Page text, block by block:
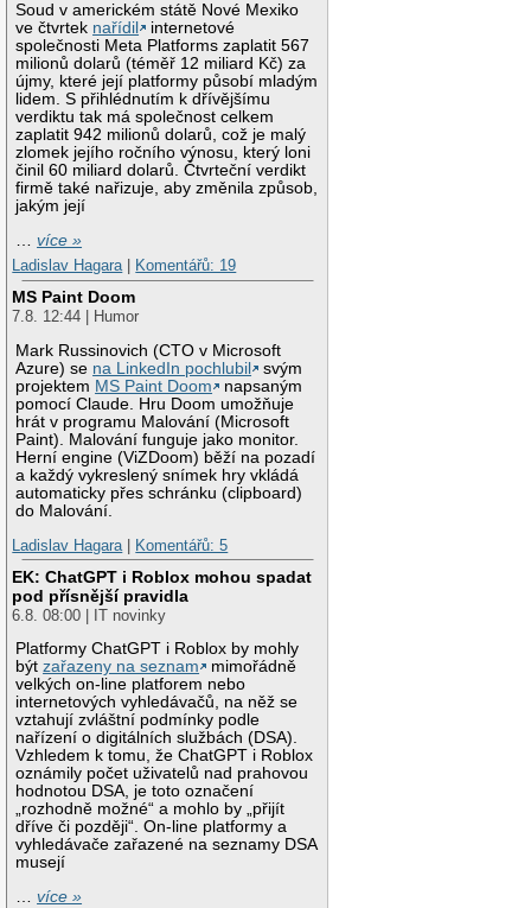
Soud v americkém státě Nové Mexiko
ve čtvrtek nařídil
internetové
společnosti Meta Platforms zaplatit 567
milionů dolarů (téměř 12 miliard Kč) za
újmy, které její platformy působí mladým
lidem. S přihlédnutím k dřívějšímu
verdiktu tak má společnost celkem
zaplatit 942 milionů dolarů, což je malý
zlomek jejího ročního výnosu, který loni
činil 60 miliard dolarů. Čtvrteční verdikt
firmě také nařizuje, aby změnila způsob,
jakým její
…více »
Ladislav Hagara| Komentářů: 19
MS Paint Doom
7.8. 12:44 | Humor
Mark Russinovich (CTO v Microsoft
Azure) se na LinkedIn pochlubil
svým
projektem MS Paint Doom
napsaným
pomocí Claude. Hru Doom umožňuje
hrát v programu Malování (Microsoft
Paint). Malování funguje jako monitor.
Herní engine (ViZDoom) běží na pozadí
a každý vykreslený snímek hry vkládá
automaticky přes schránku (clipboard)
do Malování.
Ladislav Hagara| Komentářů: 5
EK: ChatGPT i Roblox mohou spadat
pod přísnější pravidla
6.8. 08:00 | IT novinky
Platformy ChatGPT i Roblox by mohly
býtzařazeny na seznam
mimořádně
velkých on-line platforem nebo
internetových vyhledávačů, na něž se
vztahují zvláštní podmínky podle
nařízení o digitálních službách (DSA).
Vzhledem k tomu, že ChatGPT i Roblox
oznámily počet uživatelů nad prahovou
hodnotou DSA, je toto označení
„rozhodně možné“ a mohlo by „přijít
dříve či později“. On-line platformy a
vyhledávače zařazené na seznamy DSA
musejí
…více »